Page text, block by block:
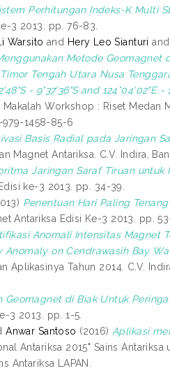
Perhitungan Indeks-K Multi
3 2013. pp. 76-83.
Warsito and Hery Leo Sianturi and
Metode Geomagnet
Timor Tengah Utara Nusa
- 9°37'36"S and 124°04'02"E
Makalah Workshop : Riset Medan
979-1458-85-6
Basis Radial pada Jaringan
Magnet Antariksa. C.V. Indira,
Jaringan Saraf Tiruan untuk
ke-3 2013. pp. 34-39.
Penentuan Hari Paling
Antariksa Edisi Ke-3 2013. pp.
Anomali Intensitas Magnet
on Cendrawasih Bay
Aplikasinya Tahun 2014. C.V.
Geomagnet di Biak Untuk
3 2013. pp. 1-5.
Anwar Santoso (2016) Aplikasi
Antariksa 2015" Sains
Antariksa LAPAN.